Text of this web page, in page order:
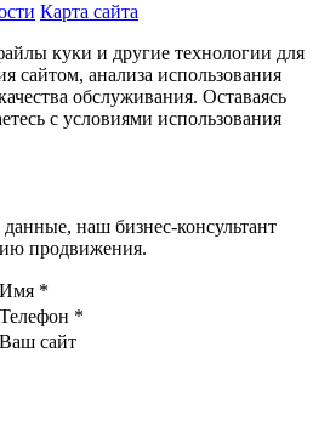
Карта сайта
куки и другие технологии для
сайтом, анализа использования
обслуживания. Оставаясь
с условиями использования
данные, наш бизнес-консультант
продвижения.
Имя *
Телефон *
Ваш сайт